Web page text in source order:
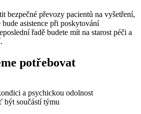
bezpečné převozy pacientů na vyšetření,
asistence při poskytování
řadě budete mít na starost péči a
potřebovat
a psychickou odolnost
být součástí týmu